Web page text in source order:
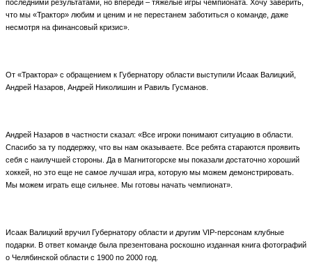
последними результатами, но впереди – тяжелые игры чемпионата. Хочу заверить,
что мы «Трактор» любим и ценим и не перестанем заботиться о команде, даже
несмотря на финансовый кризис».
От «Трактора» с обращением к Губернатору области выступили Исаак Валицкий,
Андрей Назаров, Андрей Николишин и Равиль Гусманов.
Андрей Назаров в частности сказал: «Все игроки понимают ситуацию в области.
Спасибо за ту поддержку, что вы нам оказываете. Все ребята стараются проявить
себя с наилучшей стороны. Да в Магнитогорске мы показали достаточно хороший
хоккей, но это еще не самое лучшая игра, которую мы можем демонстрировать.
Мы можем играть еще сильнее. Мы готовы начать чемпионат».
Исаак Валицкий вручил Губернатору области и другим VIP-персонам клубные
подарки. В ответ команде была презентована роскошно изданная книга фотографий
о Челябинской области с 1900 по 2000 год.